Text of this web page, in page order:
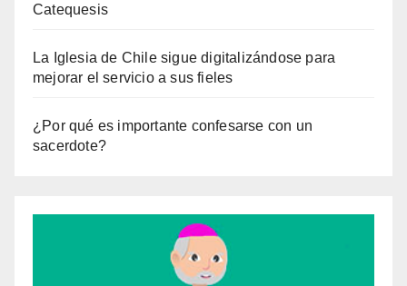
Catequesis
La Iglesia de Chile sigue digitalizándose para
mejorar el servicio a sus fieles
¿Por qué es importante confesarse con un
sacerdote?